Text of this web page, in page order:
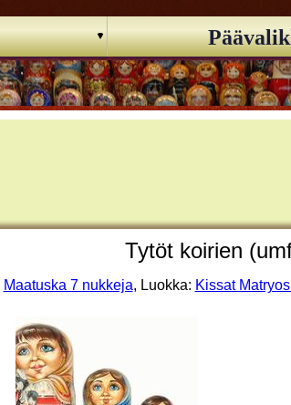
Tytöt koirien
Maatuska 7 nukkeja, Luokka: Kissat